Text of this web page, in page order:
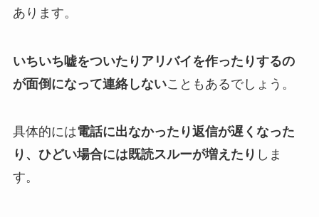
あります。
いちいち嘘をついたりアリバイを作ったりするの
が面倒になって連絡しないこともあるでしょう。
具体的には電話に出なかったり返信が遅くなった
り、ひどい場合には既読スルーが増えたり しま
す。